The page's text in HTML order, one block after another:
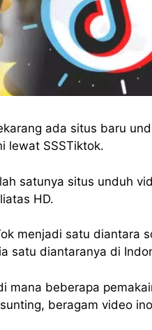
ada situs baru
lewat SSSTiktok.
satunya situs unduh
HD.
menjadi satu diantara
satu diantaranya di
mana beberapa
beragam video